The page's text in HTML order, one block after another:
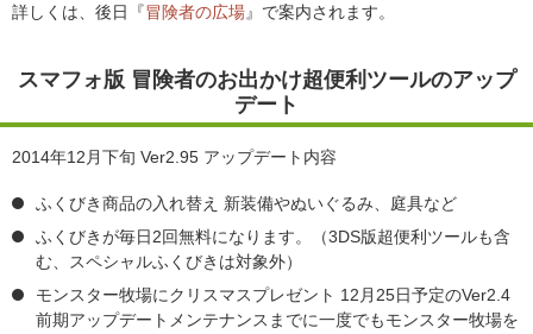
詳しくは、後日『冒険者の広場』で案内されます。
スマフォ版 冒険者のお出かけ超便利ツールのアップ
デート
2014年12月下旬 Ver2.95 アップデート内容
ふくびき商品の入れ替え 新装備やぬいぐるみ、庭具など
ふくびきが毎日2回無料になります。（3DS版超便利ツールも含
む、スペシャルふくびきは対象外）
モンスター牧場にクリスマスプレゼント 12月25日予定のVer2.4
前期アップデートメンテナンスまでに一度でもモンスター牧場を